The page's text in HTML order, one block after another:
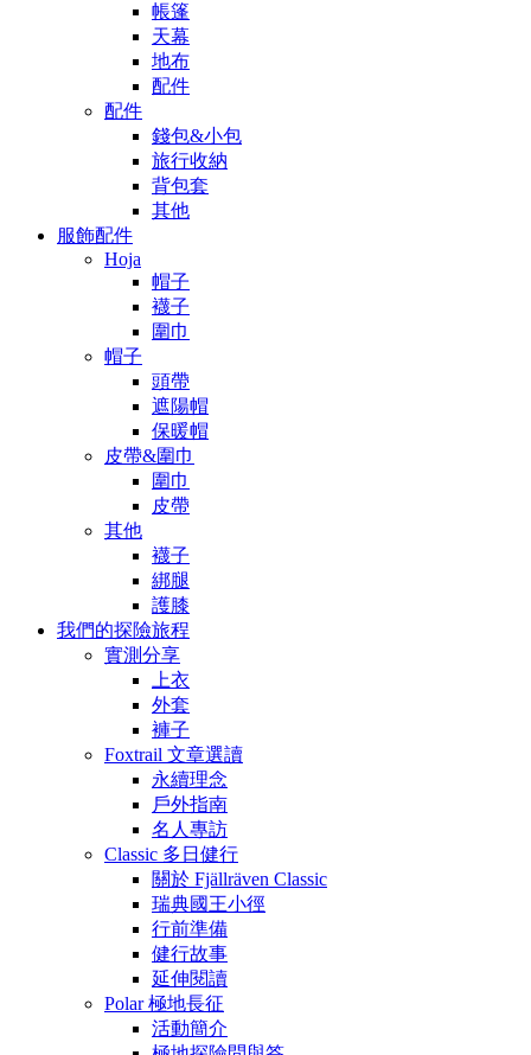
帳篷
天幕
地布
配件
配件
錢包&小包
旅行收納
背包套
其他
服飾配件
Hoja
帽子
襪子
圍巾
帽子
頭帶
遮陽帽
保暖帽
皮帶&圍巾
圍巾
皮帶
其他
襪子
綁腿
護膝
我們的探險旅程
實測分享
上衣
外套
褲子
Foxtrail 文章選讀
永續理念
戶外指南
名人專訪
Classic 多日健行
關於 Fjällräven Classic
瑞典國王小徑
行前準備
健行故事
延伸閱讀
Polar 極地長征
活動簡介